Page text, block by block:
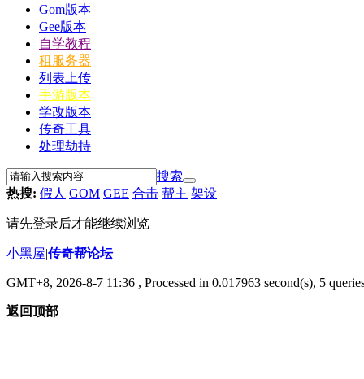
Gom版本
Gee版本
自学教程
租服务器
列表上传
手游版本
学改版本
传奇工具
处理劫持
搜索
热搜: 假人 GOM GEE 合击 帮主 架设
请先登录后才能继续浏览
小黑屋|传奇帮论坛
GMT+8, 2026-8-7 11:36 , Processed in 0.017963 second(s), 5
返回顶部